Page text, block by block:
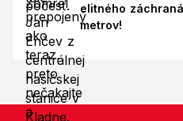
elitného
metrov!